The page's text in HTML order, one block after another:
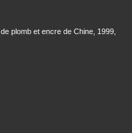
plomb et encre de Chine, 1999,